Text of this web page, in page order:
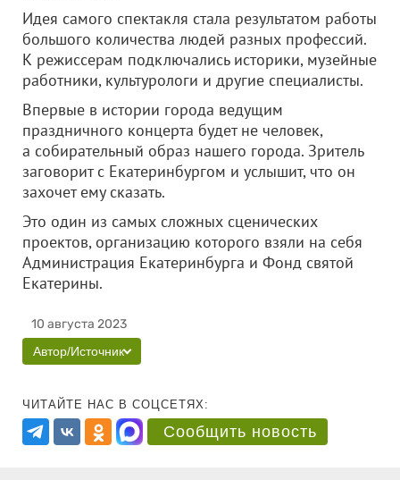
Идея самого спектакля стала результатом работы
большого количества людей разных профессий.
К режиссерам подключались историки, музейные
работники, культурологи и другие специалисты.
Впервые в истории города ведущим
праздничного концерта будет не человек,
а собирательный образ нашего города. Зритель
заговорит с Екатеринбургом и услышит, что он
захочет ему сказать.
Это один из самых сложных сценических
проектов, организацию которого взяли на себя
Администрация Екатеринбурга и Фонд святой
Екатерины.
10 августа 2023
Автор/Источник
ЧИТАЙТЕ НАС В СОЦСЕТЯХ:
Сообщить новость